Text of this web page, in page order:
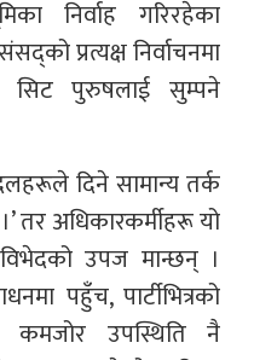
निर्वाह गरिरहेका
प्रत्यक्ष निर्वाचनमा
सिट पुरुषलाई सुम्पने
दिने सामान्य तर्क
तर अधिकारकर्मीहरू यो
उपज मान्छन् ।
पहुँच, पार्टीभित्रको
कमजोर उपस्थिति नै